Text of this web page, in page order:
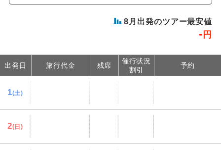
8 月出発のツアー最安値
- 円
出発日 旅行代金 残席
催行状況
割引
予約
1(土)
2(日)